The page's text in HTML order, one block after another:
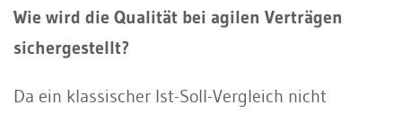
Wie wird die Qualität bei agilen Verträgen
sichergestellt?
Da ein klassischer Ist-Soll-Vergleich nicht